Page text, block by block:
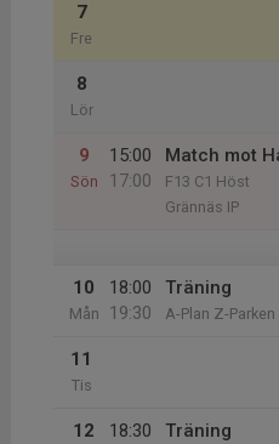
7
Fre
8
Lör
9
Sön
15:00
17:00
Match mot
F13 C1 Höst
Grännäs IP
10
Mån
18:00
19:30
Träning
A-Plan Z-Parken
11
Tis
12
18:30
Träning